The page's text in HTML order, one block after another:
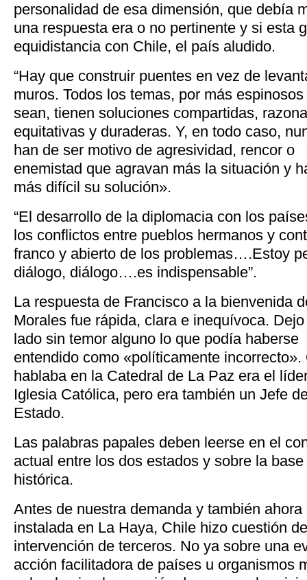
personalidad de esa dimensión, que debía
una respuesta era o no pertinente y si esta
equidistancia con Chile, el país aludido.
“Hay que construir puentes en vez de
muros. Todos los temas, por más
sean, tienen soluciones compartidas,
equitativas y duraderas. Y, en todo caso,
han de ser motivo de agresividad, rencor o
enemistad que agravan más la situación y
más difícil su solución».
“El desarrollo de la diplomacia con los
los conflictos entre pueblos hermanos y
franco y abierto de los problemas….Estoy
diálogo, diálogo….es indispensable”.
La respuesta de Francisco a la bienvenida
Morales fue rápida, clara e inequívoca.
lado sin temor alguno lo que podía haberse
entendido como «políticamente incorrecto».
hablaba en la Catedral de La Paz era el
Iglesia Católica, pero era también un Jefe
Estado.
Las palabras papales deben leerse en el
actual entre los dos estados y sobre la
histórica.
Antes de nuestra demanda y también
instalada en La Haya, Chile hizo cuestión
intervención de terceros. No ya sobre una
acción facilitadora de países u organismos